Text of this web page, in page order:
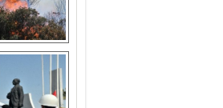
Ciğerleri